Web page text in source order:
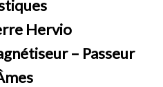
Hervio
– Passeur